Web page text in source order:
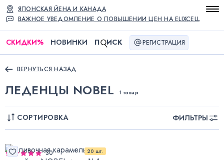
ВАЖНОЕ УВЕДОМЛЕНИЕ О ПОВЫШЕНИИ ЦЕН НА ELIXCELL
ЯПОНСКАЯ ЙЕНА И КАНАДА
СКИДКИ% НОВИНКИ П ИСК РЕГИСТРАЦИЯ
ВЕРНУТЬСЯ НАЗАД
ЛЕДЕНЦЫ NOBEL 1 товар
СОРТИРОВКА ФИЛЬТРЫ
20 шт.
30